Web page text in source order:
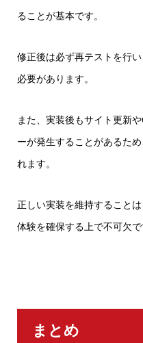
ることが基本です。
修正後は必ず再テストを行
必要があります。
また、実装後もサイト更新
ーが発生することがあるた
れます。
正しい実装を維持すること
体験を確保する上で不可欠で
まとめ